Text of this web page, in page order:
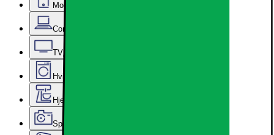
Mobil, Tablet & Smartwatch
Computer & Kontor
TV, Lyd & Smart Home
Hvidevarer
Hjem, Rengøring & Køkkenudstyr
Sport, Fritid & Hobby